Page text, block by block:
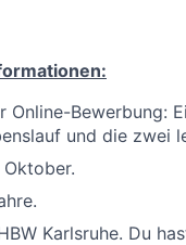
Online-Bewerbung:
und die zwei
Oktober.
Karlsruhe. Du